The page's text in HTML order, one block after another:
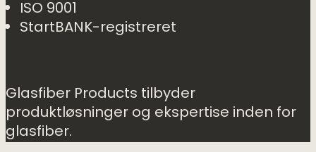
ISO 9001
StartBANK-registreret
Glasfiber Products tilbyder
produktløsninger og ekspertise inden for
glasfiber.